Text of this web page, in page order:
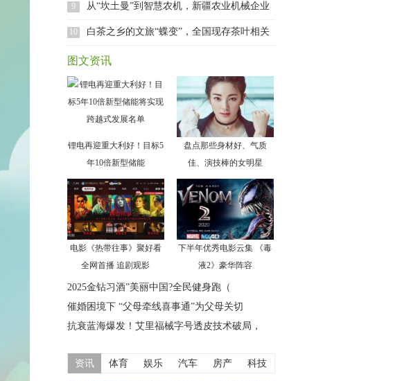
9 从“坎土曼”到智慧农机，新疆农业机械企业
10 白茶之乡的文旅“蝶变”，全国现存茶叶相关
图文资讯
锂电再迎重大利好！目标5
年10倍新型储能
盘点那些身材好、气质
佳、演技棒的女明星
电影《热带往事》聚好看
全网首播 追剧观影
下半年优秀电影云集 《毒
液2》豪华阵容
2025金钻习酒”美丽中国?全民健身跑（
催婚困境下 “父母牵线喜事通”为父母关切
抗衰蓝海爆发！艾里福械字号透皮技术破局，
资讯 体育 娱乐 汽车 房产 科技